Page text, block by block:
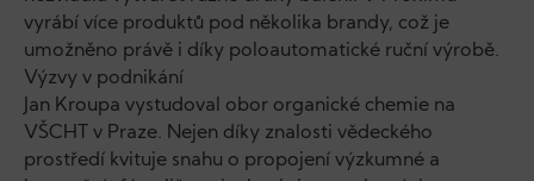
vyrábí více produktů pod několika brandy, což je
umožněno právě i díky poloautomatické ruční výrobě.
Výzvy v podnikání
Jan Kroupa vystudoval obor organické chemie na
VŠCHT v Praze. Nejen díky znalosti vědeckého
prostředí kvituje snahu o propojení výzkumné a